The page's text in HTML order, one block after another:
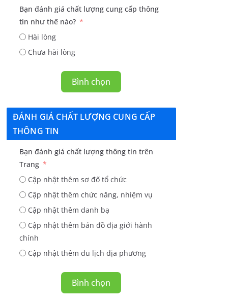
Bạn đánh giá chất lượng cung cấp thông
tin như thế nào?
Hài lòng
Chưa hài lòng
Bình chọn
ĐÁNH GIÁ CHẤT LƯỢNG CUNG CẤP
THÔNG TIN
Bạn đánh giá chất lượng thông tin trên
Trang
Cập nhật thêm sơ đố tổ chức
Cập nhật thêm chức năng, nhiệm vụ
Cập nhật thêm danh bạ
Cập nhật thêm bản đồ địa giới hành
chính
Cập nhật thêm du lịch địa phương
Bình chọn